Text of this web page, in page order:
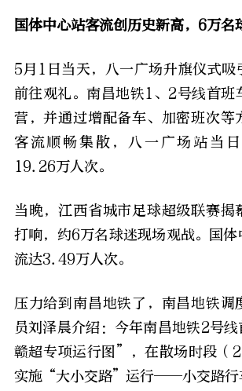
国体中心站客流创历史新高， 6万名
5月1日当天，八一广场升旗仪式吸
前往观礼。南昌地铁1、2号线首班
营，并通过增配备车、加密班次等
客流顺畅集散，八一广场站当
19.26万人次。
当晚，江西省城市足球超级联赛揭
打响，约6万名球迷现场观战。国
流达3.49万人次。
压力给到南昌地铁了， 南昌地铁调
员刘泽晨介绍：今年南昌地铁2号
赣超专项运行图”，在散场时段（
实施“大小交路”运行——小交路行